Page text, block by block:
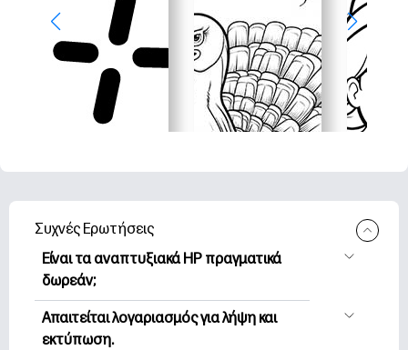
Συχνές Ερωτήσεις
Είναι τα αναπτυξιακά HP πραγματικά
δωρεάν;
Η HP Printables προσφέρει 2,500+
δωρεάν εκτυπώσιμα για λήψη και
Απαιτείται λογαριασμός για λήψη και
εκτύπωση.